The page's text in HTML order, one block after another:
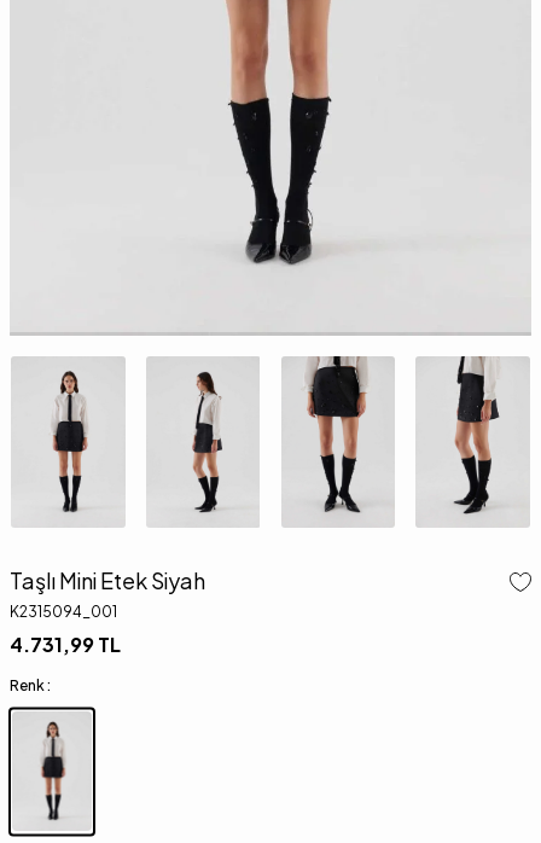
Taşlı Mini Etek Siyah
K2315094_001
4.731,99TL
Renk :